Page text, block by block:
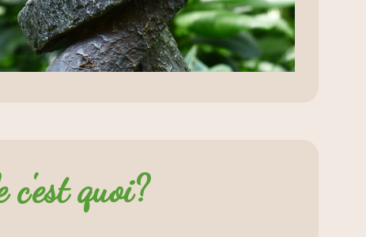
c'est quoi?